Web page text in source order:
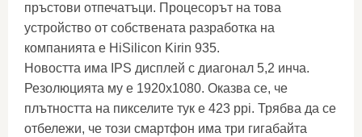
пръстови отпечатъци. Процесорът на това
устройство от собствената разработка на
компанията е HiSilicon Kirin 935.
Новостта има IPS дисплей с диагонал 5,2 инча.
Резолюцията му е 1920x1080. Оказва се, че
плътността на пикселите тук е 423 ppi. Трябва да се
отбележи, че този смартфон има три гигабайта